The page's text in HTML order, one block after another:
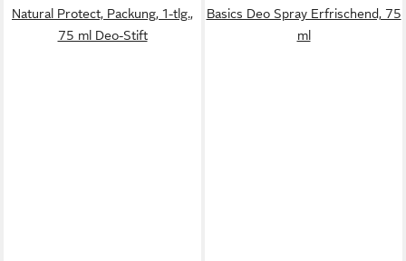
Natural Protect, Packung, 1-tlg.,
75 ml Deo-Stift
Basics Deo Spray Erfrischend, 75
ml